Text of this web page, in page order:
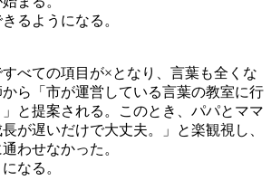
るようになる。
すべての項目が×となり、言葉も全くな
ら「市が運営している言葉の教室に行
と提案される。このとき、パパとママ
が遅いだけで大丈夫。」と楽観視し、
わせなかった。
なる。